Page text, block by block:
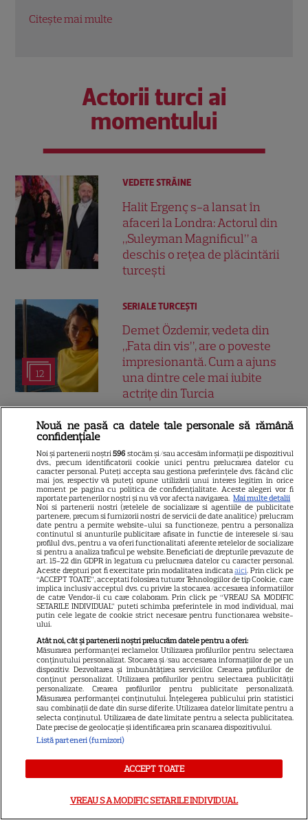
Citește mai multe
Actorii turci ai
momentului
VEDETE STRĂINE
Halit Ergenç s-a lansat în
afaceri la Londra: Actorul din
„Suleyman Magnificul” a
deschis o rețea de plăcintării
turcești
12
SERIALE TURCEŞTI
Demet Özdemir, vedeta din
„Fata din vis”, are o poveste
impresionantă. Cum a ajuns
una dintre cele mai iubite
actrițe din Turcia
32
VEDETE STRĂINE
Cum își petrec vara cele mai
iubite actrițe din serialele
turcești. Fahriye Evcen, Hande
Erçel și Neslihan Atagül,
imagini din vacanță
31
VEDETE STRĂINE
Can Yaman revine pe ecrane
într-o ipostază complet
diferită. Actorul joacă un
avocat în noul serial „Bro”,
filmat în Italia
ARTICOLE PARTENERI
Breaking tragic în România:
microbuzul în care se afla
acum câteva minute echipa de
Nouă ne pasă ca datele tale personale să rămână
confidențiale
Noi și partenerii noștri596 stocăm și/sau accesăm informații pe dispozitivul
dvs., precum identificatorii cookie unici pentru prelucrarea datelor cu
caracter personal. Puteți accepta sau gestiona preferințele dvs. făcând clic
mai jos, respectiv vă puteți opune utilizării unui interes legitim în orice
moment pe pagina cu politica de confidențialitate. Aceste alegeri vor fi
raportate partenerilor noștri și nu vă vor afecta navigarea. Mai multe detalii
Noi si partenerii nostri (retelele de socializare si agentiile de publicitate
partenere, precum si furnizorii nostri de servicii de date analitice) prelucram
date pentru a permite website-ului sa functioneze, pentru a personaliza
continutul si anunturile publicitare afisate in functie de interesele si/sau
profilul dvs., pentru a va oferi functionalitati aferente retelelor de socializare
si pentru a analiza traficul pe website. Beneficiati de drepturile prevazute de
art. 15-22 din GDPR in legatura cu prelucrarea datelor cu caracter personal.
Aceste drepturi pot fi exercitate prin modalitatea indicataaici. Prin click pe
“ACCEPT TOATE”, acceptati folosirea tuturor Tehnologiilor de tip Cookie, care
implica inclusiv acceptul dvs. cu privire la stocarea/accesarea informatiilor
de catre Vendor-ii cu care colaboram. Prin click pe “VREAU SA MODIFIC
SETARILE INDIVIDUAL” puteti schimba preferintele in mod individual, mai
putin cele legate de cookie strict necesare pentru functionarea website-
ului.
Atât noi, cât și partenerii noștri prelucrăm datele pentru a oferi:
Măsurarea performanței reclamelor. Utilizarea profilurilor pentru selectarea
conținutului personalizat. Stocarea și/sau accesarea informațiilor de pe un
dispozitiv. Dezvoltarea și îmbunătățirea serviciilor. Crearea profilurilor de
conținut personalizat. Utilizarea profilurilor pentru selectarea publicității
personalizate. Crearea profilurilor pentru publicitate personalizată.
Măsurarea performanței conținutului. Înțelegerea publicului prin statistici
sau combinații de date din surse diferite. Utilizarea datelor limitate pentru a
selecta conținutul. Utilizarea de date limitate pentru a selecta publicitatea.
Date precise de geolocație și identificarea prin scanarea dispozitivului.
Listă parteneri (furnizori)
ACCEPT TOATE
VREAU SA MODIFIC SETARILE INDIVIDUAL